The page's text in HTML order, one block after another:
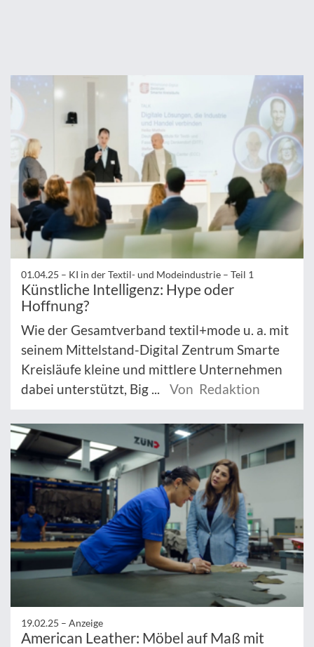
01.04.25 – KI in der Textil- und Modeindustrie – Teil 1
Künstliche Intelligenz: Hype oder
Hoffnung?
Wie der Gesamtverband textil+mode u. a. mit
seinem Mittelstand-Digital Zentrum Smarte
Kreisläufe kleine und mittlere Unternehmen
dabei unterstützt, Big ...
Von Redaktion
19.02.25 – Anzeige
American Leather: Möbel auf Maß mit